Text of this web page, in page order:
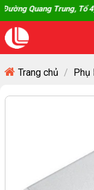
Skip
to
content
Quang Trung, Tổ 4, P
Trang chủ / Phụ